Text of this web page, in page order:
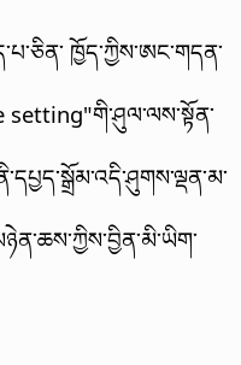
ཁྱོད་ཀྱིས་ཨང་གདན་
setting"གི་ཤུལ་ལས་སྟོན་